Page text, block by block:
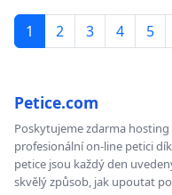
1 2 3 4 5
Petice.com
Poskytujeme zdarma
profesionální on-line petici
petice jsou každý den
skvělý způsob, jak upoutat